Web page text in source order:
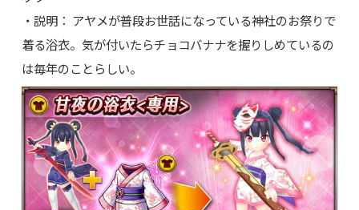
・説明： アヤメが普段お世話になっている神社のお祭りで
着る浴衣。気が付いたらチョコバナナを握りしめているの
は毎年のことらしい。